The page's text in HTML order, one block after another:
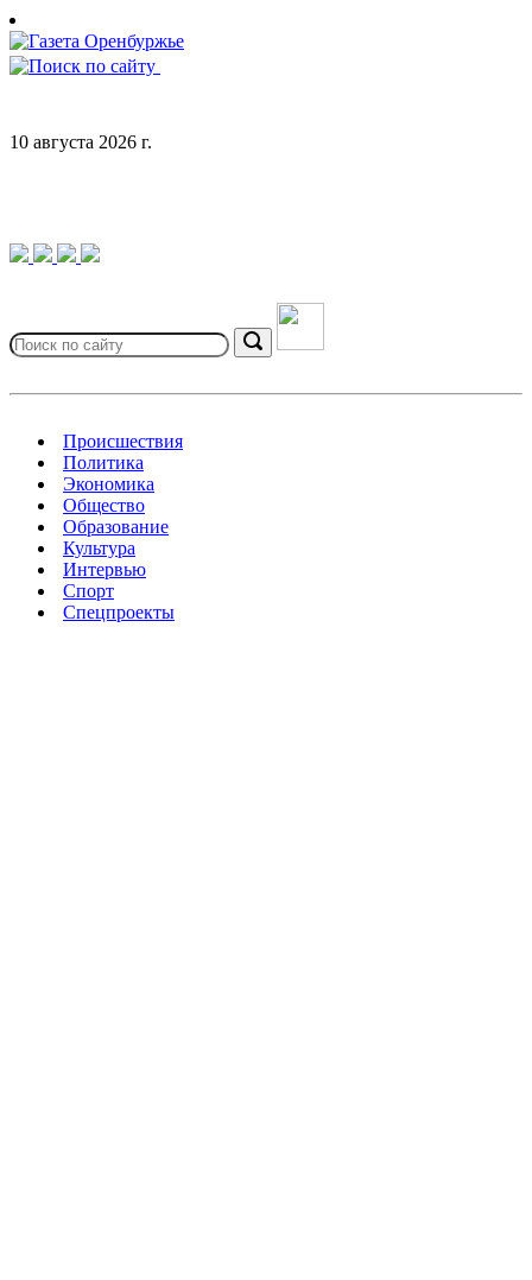
Skip
to
content
10 августа 2026 г.
for:
Search
Происшествия
Политика
Экономика
Общество
Образование
Культура
Интервью
Спорт
Спецпроекты